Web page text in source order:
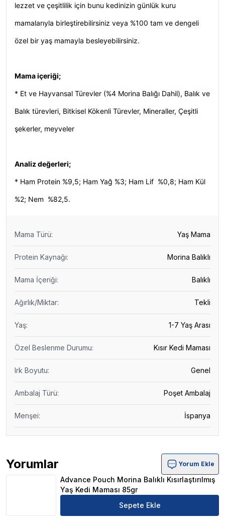
lezzet ve çeşitlilik için bunu kedinizin günlük kuru
mamalarıyla birleştirebilirsiniz veya %100 tam ve dengeli
özel bir yaş mamayla besleyebilirsiniz.
Mama içeriği;
* Et ve Hayvansal Türevler (%4 Morina Balığı Dahil), Balık ve
Balık türevleri, Bitkisel Kökenli Türevler, Mineraller, Çeşitli
şekerler, meyveler
Analiz değerleri;
* Ham Protein %9,5; Ham Yağ %3; Ham Lif %0,8; Ham Kül
%2; Nem %82,5.
Mama Türü: Yaş Mama
Protein Kaynağı: Morina Balıklı
Mama İçeriği: Balıklı
Ağırlık/Miktar: Tekli
Yaş: 1-7 Yaş Arası
Özel Beslenme Durumu: Kısır Kedi Maması
Irk Boyutu: Genel
Ambalaj Türü: Poşet Ambalaj
Menşei: İspanya
Yorumlar
Advance Pouch Morina Balıklı Kısırlaştırılmış Yaş Kedi
Yorum Ekle
Advance Pouch Morina Balıklı Kısırlaştırılmış
Yaş Kedi Maması 85gr
Sepete Ekle